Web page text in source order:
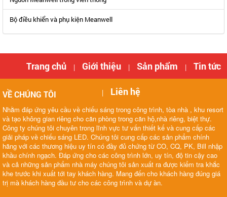
Bộ điều khiển và phụ kiện Meanwell
Trang chủ | Giới thiệu | Sản phẩm | Tin tức
| Liên hệ
VỀ CHÚNG TÔI
Nhằm đáp ứng yêu cầu về chiếu sáng trong công trình, tòa nhà , khu resort
và tạo không gian riêng cho căn phòng trong căn hộ,nhà riêng, biệt thự.
Công ty chúng tôi chuyên trong lĩnh vực tư vấn thiết kế và cung cấp các
giải pháp về chiếu sáng LED. Chúng tôi cung cấp các sản phẩm chính
hãng với các thương hiệu uy tín có đầy đủ chứng từ CO, CQ, PK, Bill nhập
khầu chính ngạch. Đáp ứng cho các công trình lớn, uy tín, độ tin cậy cao
và cả những sản phẩm nhà máy chúng tôi sản xuất ra được kiểm tra khắc
khe trước khi xuất tới tay khách hàng. Mang đến cho khách hàng đúng giá
trị mà khách hàng đầu tư cho các công trình và dự àn.